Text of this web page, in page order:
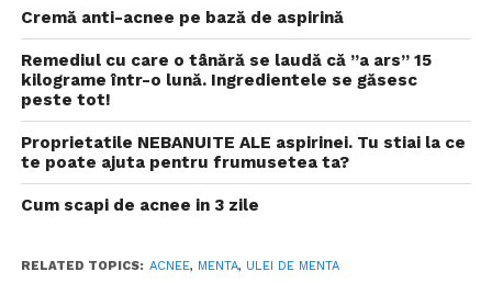
Cremă anti-acnee pe bază de aspirină
Remediul cu care o tânără se laudă că ”a ars” 15
kilograme într-o lună. Ingredientele se găsesc
peste tot!
Proprietatile NEBANUITE ALE aspirinei. Tu stiai la ce
te poate ajuta pentru frumusetea ta?
Cum scapi de acnee in 3 zile
RELATED TOPICS: ACNEE, MENTA, ULEI DE MENTA